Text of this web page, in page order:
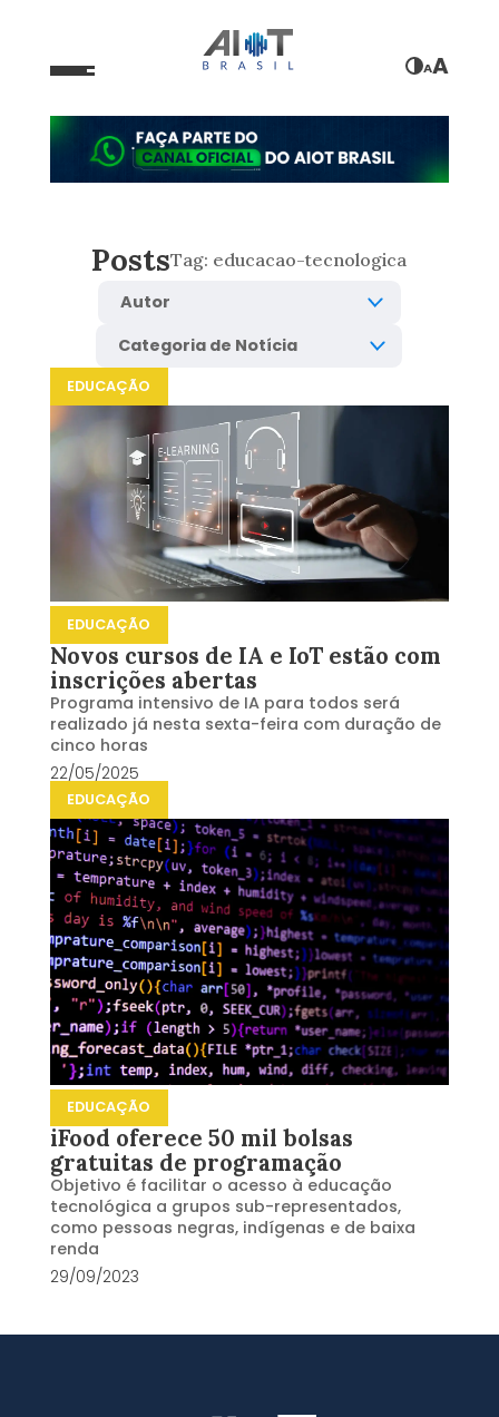
AA
PostsTag: educacao-tecnologica
EDUCAÇÃO
EDUCAÇÃO
Novos cursos de IA e IoT estão com
inscrições abertas
Programa intensivo de IA para todos será
realizado já nesta sexta-feira com duração de
cinco horas
22/05/2025
EDUCAÇÃO
EDUCAÇÃO
iFood oferece 50 mil bolsas
gratuitas de programação
Objetivo é facilitar o acesso à educação
tecnológica a grupos sub-representados,
como pessoas negras, indígenas e de baixa
renda
29/09/2023